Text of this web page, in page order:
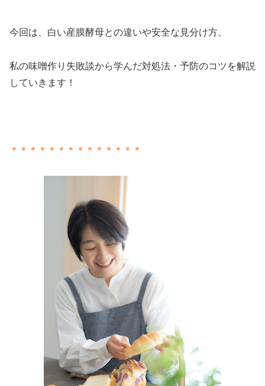
今回は、白い産膜酵母との違いや安全な見分け方、
私の味噌作り失敗談から学んだ対処法・予防のコツを解説
していきます！
＊＊＊＊＊＊＊＊＊＊＊＊＊＊